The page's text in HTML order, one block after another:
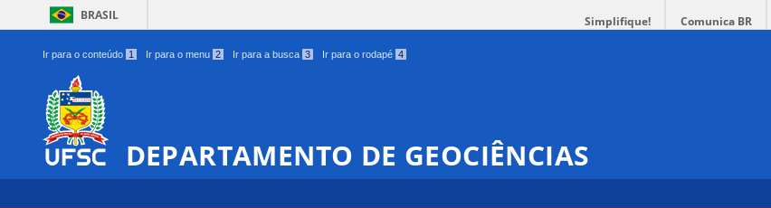
BRASIL Simplifique! Comunica BR
Ir para o conteúdo 1 Ir para o menu 2 Ir para a busca 3 Ir para o rodapé 4
DEPARTAMENTO DE GEOCIÊNCIAS